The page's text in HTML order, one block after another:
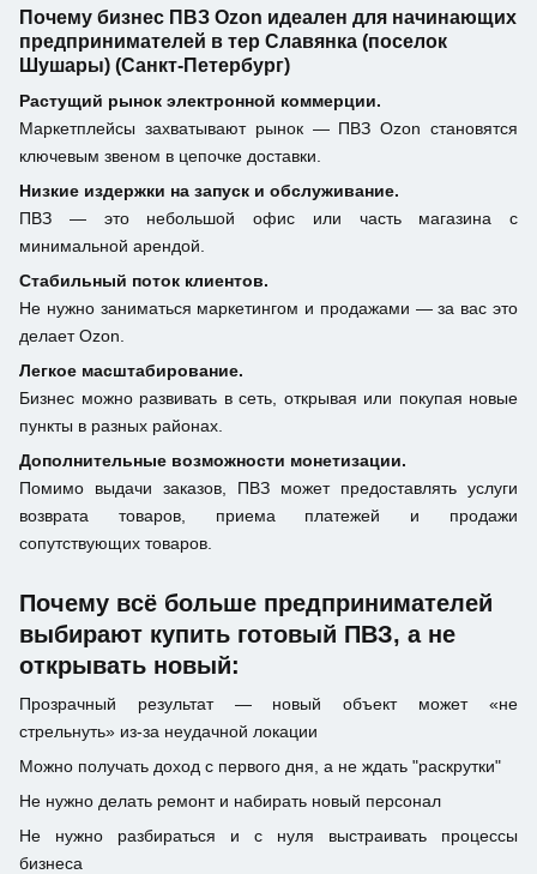
Почему бизнес ПВЗ Ozon идеален для начинающих
предпринимателей в тер Славянка (поселок
Шушары) (Санкт-Петербург)
Растущий рынок электронной коммерции.
Маркетплейсы захватывают рынок — ПВЗ Ozon становятся
ключевым звеном в цепочке доставки.
Низкие издержки на запуск и обслуживание.
ПВЗ — это небольшой офис или часть магазина с
минимальной арендой.
Стабильный поток клиентов.
Не нужно заниматься маркетингом и продажами — за вас это
делает Ozon.
Легкое масштабирование.
Бизнес можно развивать в сеть, открывая или покупая новые
пункты в разных районах.
Дополнительные возможности монетизации.
Помимо выдачи заказов, ПВЗ может предоставлять услуги
возврата товаров, приема платежей и продажи
сопутствующих товаров.
Почему всё больше предпринимателей
выбирают купить готовый ПВЗ, а не
открывать новый:
Прозрачный результат — новый объект может «не
стрельнуть» из-за неудачной локации
Можно получать доход с первого дня, а не ждать "раскрутки"
Не нужно делать ремонт и набирать новый персонал
Не нужно разбираться и с нуля выстраивать процессы
бизнеса